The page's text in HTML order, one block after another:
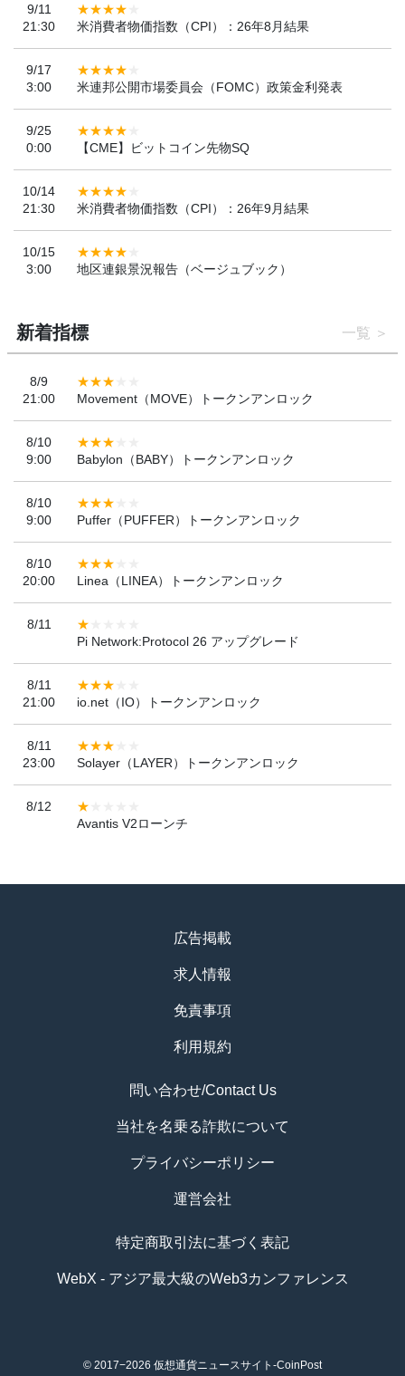
9/11
21:30
米消費者物価指数（CPI）：26年8月結果
9/17
3:00
米連邦公開市場委員会（FOMC）政策金利発表
9/25
0:00
【CME】ビットコイン先物SQ
10/14
21:30
米消費者物価指数（CPI）：26年9月結果
10/15
3:00
地区連銀景況報告（ベージュブック）
新着指標 一覧
8/9
21:00
Movement（MOVE）トークンアンロック
8/10
9:00
Babylon（BABY）トークンアンロック
8/10
9:00
Puffer（PUFFER）トークンアンロック
8/10
20:00
Linea（LINEA）トークンアンロック
8/11
Pi Network:Protocol 26 アップグレード
8/11
21:00
io.net（IO）トークンアンロック
8/11
23:00
Solayer（LAYER）トークンアンロック
8/12
Avantis V2ローンチ
広告掲載
求人情報
免責事項
利用規約
問い合わせ/Contact Us
当社を名乗る詐欺について
プライバシーポリシー
運営会社
特定商取引法に基づく表記
WebX - アジア最大級のWeb3カンファレンス
© 2017−2026 仮想通貨ニュースサイト-CoinPost